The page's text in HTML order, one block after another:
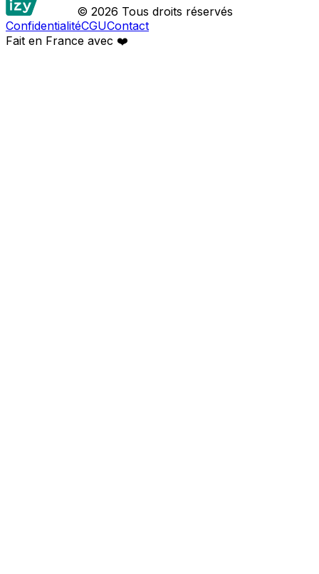
© 2026 Tous droits réservés
ConfidentialitéCGUContact
Fait en France avec ❤️